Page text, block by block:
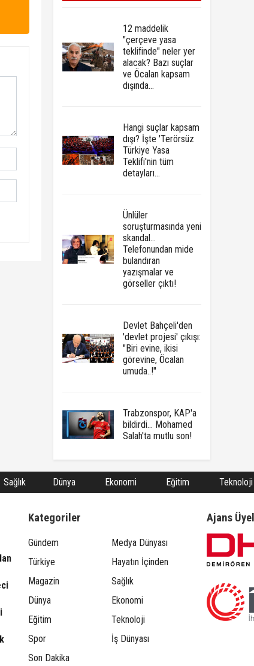
12 maddelik
"çerçeve yasa
teklifinde" neler yer
alacak? Bazı suçlar
ve Öcalan kapsam
dışında…
Hangi suçlar kapsam
dışı? İşte 'Terörsüz
Türkiye Yasa
Teklifi'nin tüm
detayları...
Ünlüler
soruşturmasında yeni
skandal...
Telefonundan mide
bulandıran
yazışmalar ve
görseller çıktı!
Devlet Bahçeli'den
'devlet projesi' çıkışı:
"Biri evine, ikisi
görevine, Öcalan
umuda..!"
Trabzonspor, KAP'a
bildirdi... Mohamed
Salah'ta mutlu son!
Sağlık Dünya Ekonomi Eğitim Teknoloji
Kategoriler
Gündem
Medya Dünyası
Türkiye
Hayatın İçinden
Magazin
Sağlık
Dünya
Ekonomi
Eğitim
Teknoloji
Spor
İş Dünyası
Son Dakika
Ajans